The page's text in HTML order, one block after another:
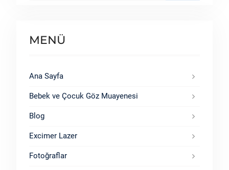
MENÜ
Ana Sayfa
Bebek ve Çocuk Göz Muayenesi
Blog
Excimer Lazer
Fotoğraflar